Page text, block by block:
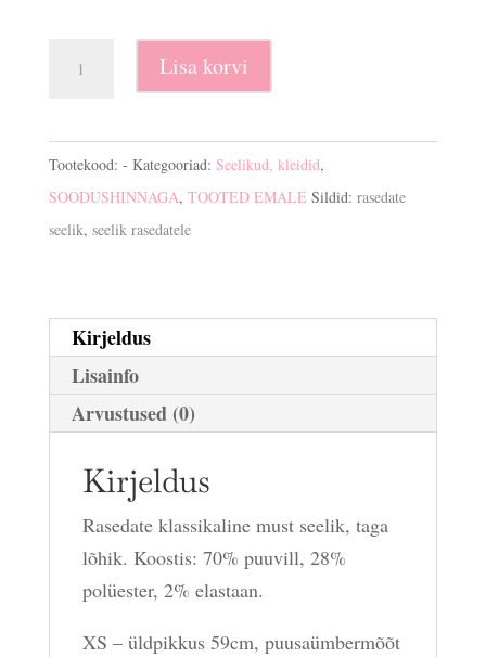
klassikaline
Lisa korvi
Tootekood: - Kategooriad: Seelikud, kleidid,
SOODUSHINNAGA, TOOTED EMALE Sildid: rasedate
seelik, seelik rasedatele
Kirjeldus
Lisainfo
Arvustused (0)
Kirjeldus
Rasedate klassikaline must seelik, taga
lõhik. Koostis: 70% puuvill, 28%
polüester, 2% elastaan.
XS – üldpikkus 59cm, puusaümbermõõt